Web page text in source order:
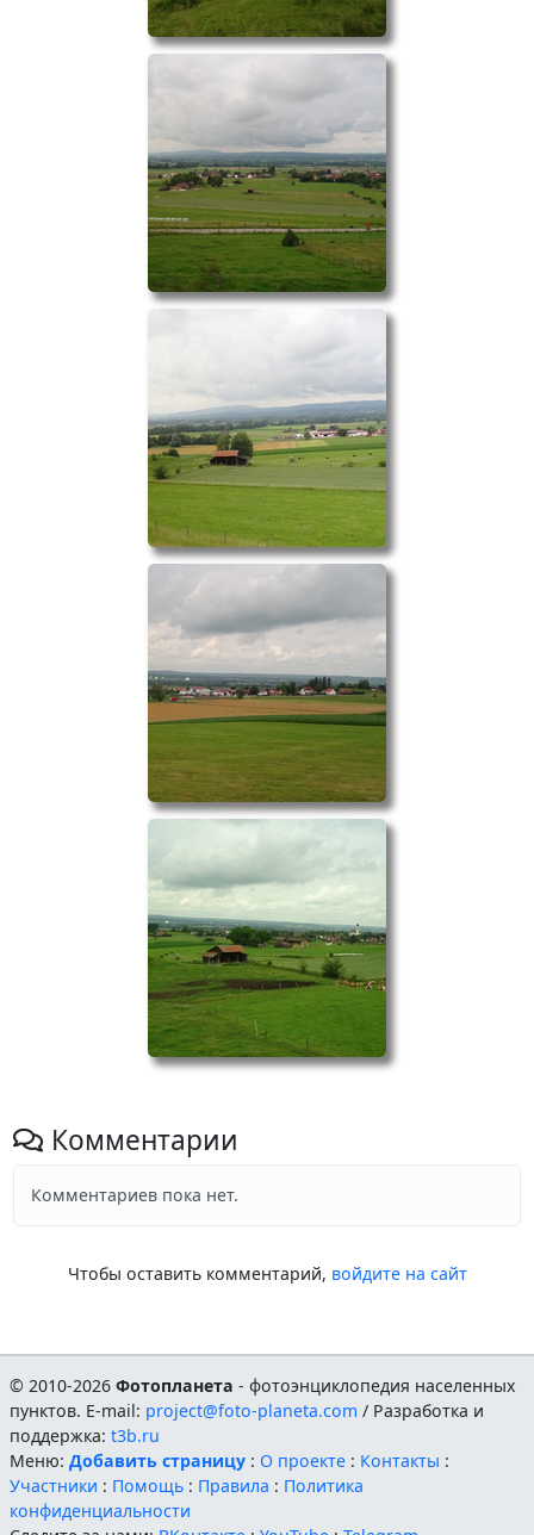
Комментарии
Комментариев пока нет.
Чтобы оставить комментарий, войдите на сайт
© 2010-2026Фотопланета - фотоэнциклопедия населенных
пунктов. E-mail: project@foto-planeta.com / Разработка и
поддержка:t3b.ru
Меню:Добавить страницу : О проекте : Контакты :
Участники : Помощь : Правила : Политика
конфиденциальности